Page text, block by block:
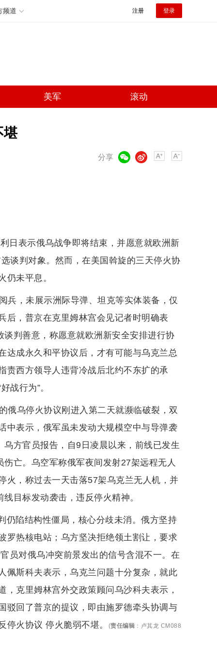
频道 注册 登录
美军 滚动
堪
分享
微博
日表示俄乌战争即将结束，并愿意就欧洲新
谈判对象。然而，在美国斡旋的三天停火协
仍未平息。
兵，未展示洲际导弹、坦克等实体装备，仅
后，普京在克里姆林宫会见记者时明确表
谈判善意，称愿意就欧洲新安全安排进行协
达成永久和平协议后，才有可能与乌克兰总
责西方领导人违背冷战后北约不东扩的承
战行为”。
俄乌停火协议刚进入第二天就濒临破裂，双
中表示，俄军虽未发动大规模空中与导弹袭
方官员报告，自9日凌晨以来，前线已发生
亡。乌空军称俄军夜间发射27架远程无人
火，称过去一天击落57架乌克兰无人机，并
目标发动袭击，违反停火精神。
仍陷结构性僵局，核心分歧未消。俄方坚持
罗热核电站；乌方坚决拒绝领土割让，要求
员对俄乌冲突前景发出的信号含混不一。在
佩斯科夫表示，乌克兰问题十分复杂，就此
克里姆林宫外交政策顾问乌沙科夫表示，
驳回了普京的提议，即由施罗德牵头协调与
停火协议 停火脆弱不堪。
(责任编辑 ： 卢其龙 CM088